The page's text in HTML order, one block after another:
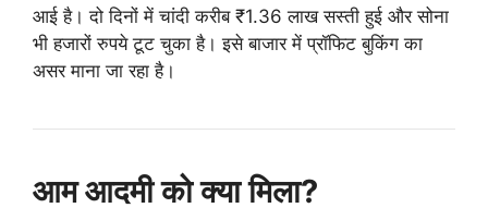
आई है। दो दिनों में चांदी करीब ₹1.36 लाख सस्ती हुई और सोना
भी हजारों रुपये टूट चुका है। इसे बाजार में प्रॉफिट बुकिंग का
असर माना जा रहा है।
आम आदमी को क्या मिला?